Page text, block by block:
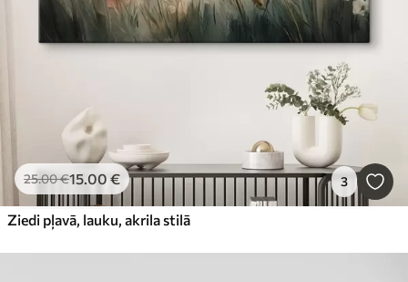
25.00€15.00 € 3
Ziedi pļavā, lauku, akrila stilā